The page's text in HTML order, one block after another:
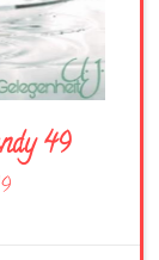
49